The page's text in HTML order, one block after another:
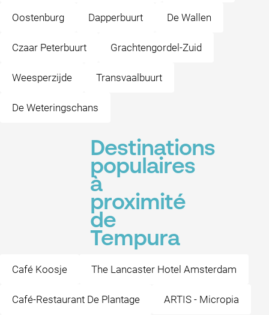
Oostenburg Dapperbuurt De Wallen
Czaar Peterbuurt Grachtengordel-Zuid
Weesperzijde Transvaalbuurt
De Weteringschans
Destinations
populaires
à
proximité
de
Tempura
Café Koosje The Lancaster Hotel Amsterdam
Café-Restaurant De Plantage ARTIS - Micropia